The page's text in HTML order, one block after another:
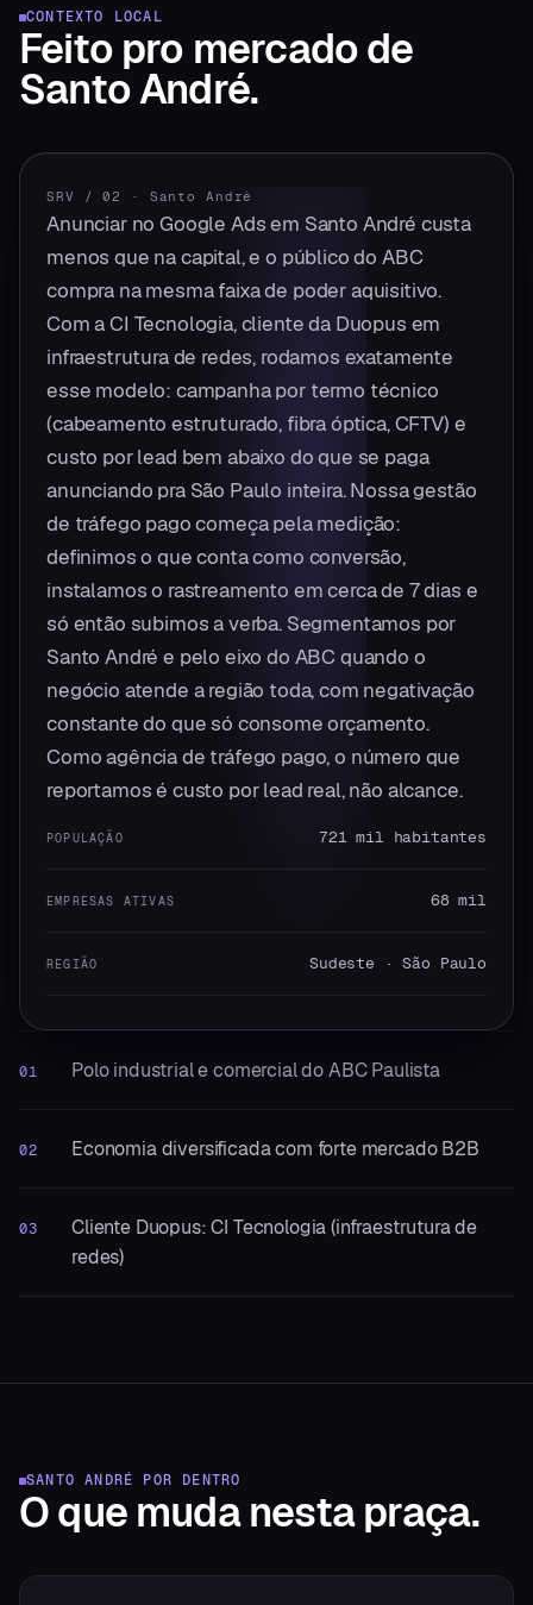
CONTEXTO LOCAL
Feito pro mercadode
Santo André.
SRV / 02 · Santo André
Anunciar no Google Ads em Santo André custa
menos que na capital, e o público do ABC
compra na mesma faixa de poder aquisitivo.
Com a CI Tecnologia, cliente da Duopus em
infraestrutura de redes, rodamos exatamente
esse modelo: campanha por termo técnico
(cabeamento estruturado, fibra óptica, CFTV) e
custo por lead bem abaixo do que se paga
anunciando pra São Paulo inteira. Nossa gestão
de tráfego pago começa pela medição:
definimos o que conta como conversão,
instalamos o rastreamento em cerca de 7 dias e
só então subimos a verba. Segmentamos por
Santo André e pelo eixo do ABC quando o
negócio atende a região toda, com negativação
constante do que só consome orçamento.
Como agência de tráfego pago, o número que
reportamos é custo por lead real, não alcance.
POPULAÇÃO 721 mil habitantes
EMPRESAS ATIVAS 68 mil
REGIÃO Sudeste · São Paulo
01 Polo industrial e comercial do ABC Paulista
02 Economia diversificada com forte mercado B2B
03
Cliente Duopus: CI Tecnologia (infraestrutura de
redes)
SANTO ANDRÉ POR DENTRO
O que mudanesta praça.